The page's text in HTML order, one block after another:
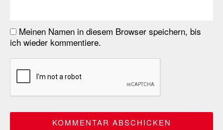
Meinen Namen in diesem Browser speichern, bis
ich wieder kommentiere.